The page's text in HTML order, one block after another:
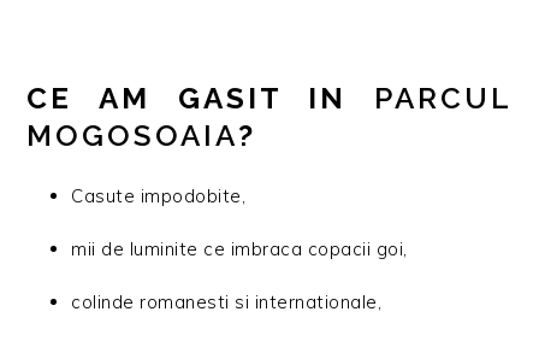
CE AM GASIT IN PARCUL
MOGOSOAIA?
Casute impodobite,
mii de luminite ce imbraca copacii goi,
colinde romanesti si internationale,